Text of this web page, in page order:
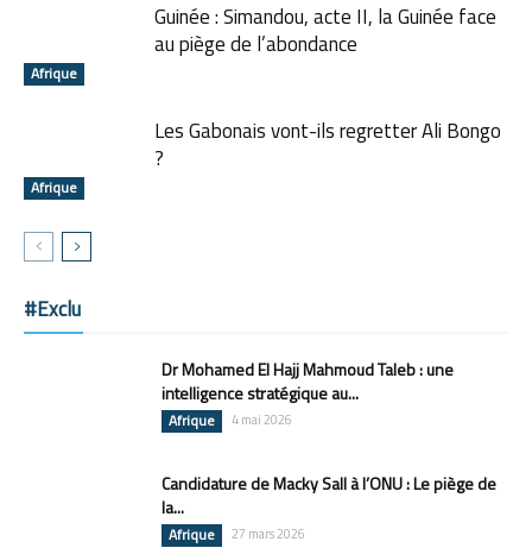
Afrique
Guinée : Simandou, acte II, la Guinée face
au piège de l’abondance
Afrique
Les Gabonais vont-ils regretter Ali Bongo
?
#Exclu
Dr Mohamed El Hajj Mahmoud Taleb : une
intelligence stratégique au...
Afrique 4 mai 2026
Candidature de Macky Sall à l’ONU : Le piège de
la...
Afrique 27 mars 2026